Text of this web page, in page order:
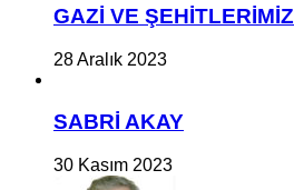
GAZİ VE ŞEHİTLERİMİZ
28 Aralık 2023
SABRİ AKAY
30 Kasım 2023